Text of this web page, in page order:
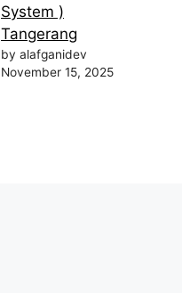
System )
Tangerang
by alafganidev
November 15, 2025